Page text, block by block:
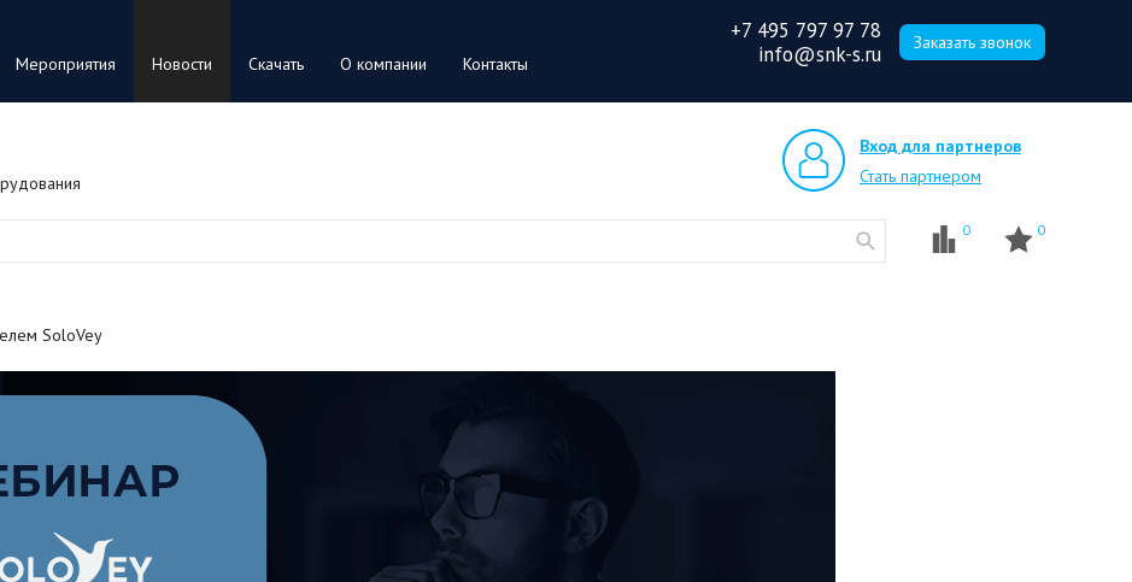
Мероприятия Новости Скачать О компании Контакты
+7 495 797 97 78
info@snk-s.ru
Заказать звонок
Вход для партнеров
Стать партнером
0 0
SoloVey